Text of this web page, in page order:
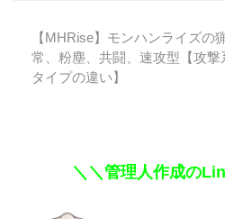
【MHRise】モンハンライズの
常、粉塵、共闘、速攻型【攻撃
タイプの違い】
＼＼管理人作成の